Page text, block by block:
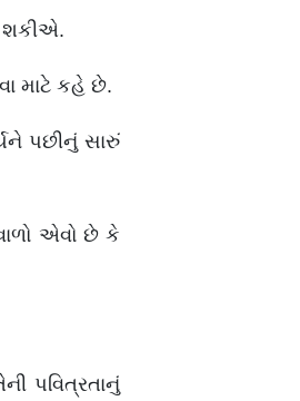
શકીએ.
માટે કહે છે.
પછીનું સારું
એવો છે કે
પવિત્રતાનું